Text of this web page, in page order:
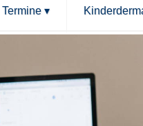
Termine ▾